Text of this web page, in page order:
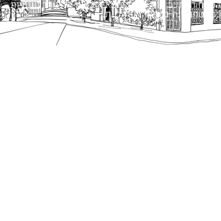
הנוסח המחייב הוא זה הקבוע בהוראות הדין הרלוונטיות
כפי שתהיינה בתוקף מעת לעת.